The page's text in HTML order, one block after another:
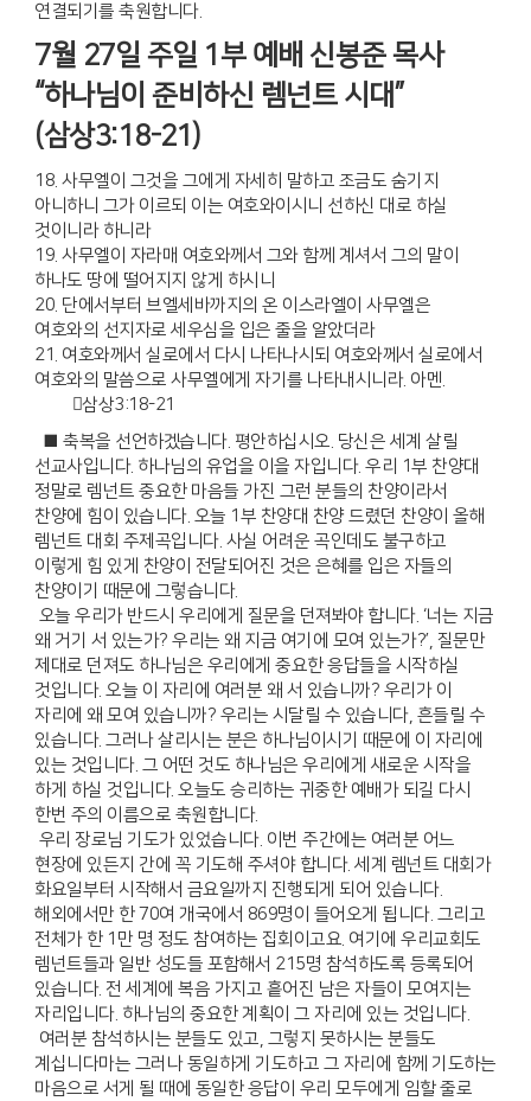
연결되기를 축원합니다.
7월 27일 주일 1부 예배 신봉준 목사
“하나님이 준비하신 렘넌트 시대”
(삼상3:18-21)
18. 사무엘이 그것을 그에게 자세히 말하고 조금도 숨기지
아니하니 그가 이르되 이는 여호와이시니 선하신 대로 하실
것이니라 하니라
19. 사무엘이 자라매 여호와께서 그와 함께 계셔서 그의 말이
하나도 땅에 떨어지지 않게 하시니
20. 단에서부터 브엘세바까지의 온 이스라엘이 사무엘은
여호와의 선지자로 세우심을 입은 줄을 알았더라
21. 여호와께서 실로에서 다시 나타나시되 여호와께서 실로에서
여호와의 말씀으로 사무엘에게 자기를 나타내시니라. 아멘.
삼상3:18-21
■ 축복을 선언하겠습니다. 평안하십시오. 당신은 세계 살릴
선교사입니다. 하나님의 유업을 이을 자입니다. 우리 1부 찬양대
정말로 렘넌트 중요한 마음들 가진 그런 분들의 찬양이라서
찬양에 힘이 있습니다. 오늘 1부 찬양대 찬양 드렸던 찬양이 올해
렘넌트 대회 주제곡입니다. 사실 어려운 곡인데도 불구하고
이렇게 힘 있게 찬양이 전달되어진 것은 은혜를 입은 자들의
찬양이기 때문에 그렇습니다.
오늘 우리가 반드시 우리에게 질문을 던져봐야 합니다. ‘너는 지금
왜 거기 서 있는가? 우리는 왜 지금 여기에 모여 있는가?’, 질문만
제대로 던져도 하나님은 우리에게 중요한 응답들을 시작하실
것입니다. 오늘 이 자리에 여러분 왜 서 있습니까? 우리가 이
자리에 왜 모여 있습니까? 우리는 시달릴 수 있습니다, 흔들릴 수
있습니다. 그러나 살리시는 분은 하나님이시기 때문에 이 자리에
있는 것입니다. 그 어떤 것도 하나님은 우리에게 새로운 시작을
하게 하실 것입니다. 오늘도 승리하는 귀중한 예배가 되길 다시
한번 주의 이름으로 축원합니다.
우리 장로님 기도가 있었습니다. 이번 주간에는 여러분 어느
현장에 있든지 간에 꼭 기도해 주셔야 합니다. 세계 렘넌트 대회가
화요일부터 시작해서 금요일까지 진행되게 되어 있습니다.
해외에서만 한 70여 개국에서 869명이 들어오게 됩니다. 그리고
전체가 한 1만 명 정도 참여하는 집회이고요. 여기에 우리교회도
렘넌트들과 일반 성도들 포함해서 215명 참석하도록 등록되어
있습니다. 전 세계에 복음 가지고 흩어진 남은 자들이 모여지는
자리입니다. 하나님의 중요한 계획이 그 자리에 있는 것입니다.
여러분 참석하시는 분들도 있고, 그렇지 못하시는 분들도
계십니다마는 그러나 동일하게 기도하고 그 자리에 함께 기도하는
마음으로 서게 될 때에 동일한 응답이 우리 모두에게 임할 줄로